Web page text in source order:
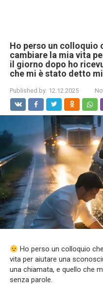
Ho perso un colloquio
cambiare la mia vita
il giorno dopo ho
che mi è stato detto
Published by: 12.12.2025
Ho perso un colloquio
vita per aiutare una
una chiamata, e quello che
senza parole.